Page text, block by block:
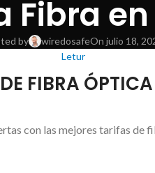
Fibra
by wiredosafeOn julio 18,
Letur
FIBRA
con las mejores tarifas de